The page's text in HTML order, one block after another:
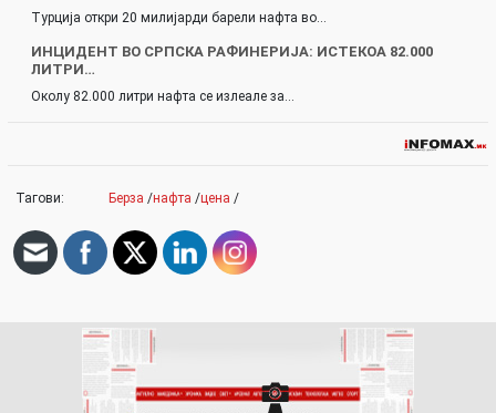
Турција откри 20 милијарди барели нафта во…
ИНЦИДЕНТ ВО СРПСКА РАФИНЕРИЈА: ИСТЕКОА 82.000
ЛИТРИ…
Околу 82.000 литри нафта се излеале за…
Тагови: Берза /нафта /цена /